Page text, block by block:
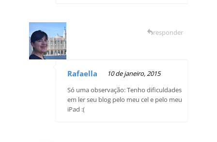
Rafaella
10 de janeiro, 2015
Só uma observação: Tenho dificuldades
em ler seu blog pelo meu cel e pelo meu
iPad :(
responder